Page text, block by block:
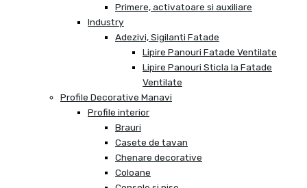
Primere, activatoare si auxiliare
Industry
Adezivi, Sigilanti Fatade
Lipire Panouri Fatade Ventilate
Lipire Panouri Sticla la Fatade
Ventilate
Profile Decorative Manavi
Profile interior
Brauri
Casete de tavan
Chenare decorative
Coloane